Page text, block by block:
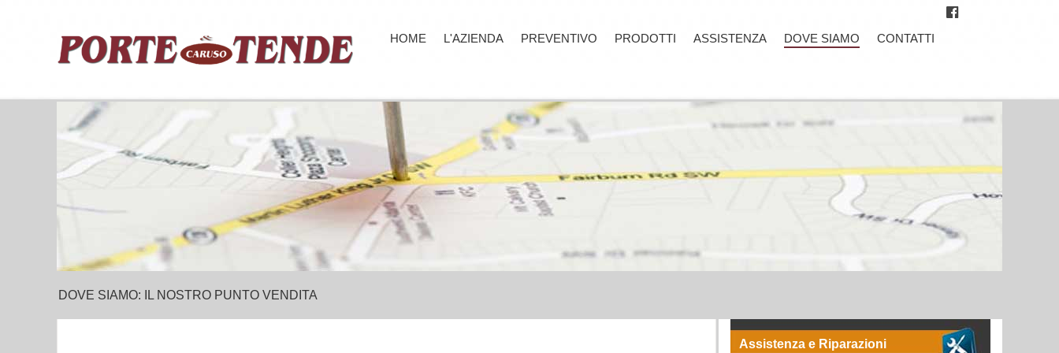
DOVE SIAMO: IL NOSTRO PUNTO VENDITA
HOME L'AZIENDA PREVENTIVO PRODOTTI ASSISTENZA DOVE SIAMO CONTATTI
Assistenza e Riparazioni